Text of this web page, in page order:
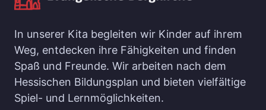
In unserer Kita begleiten wir Kinder auf ihrem
Weg, entdecken ihre Fähigkeiten und finden
Spaß und Freunde. Wir arbeiten nach dem
Hessischen Bildungsplan und bieten vielfältige
Spiel- und Lernmöglichkeiten.